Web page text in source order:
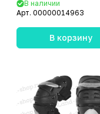
В наличии
Арт. 00000014963
В корзину